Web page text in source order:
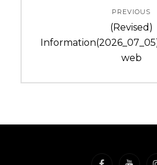
ー
PREVIOUS
Previous
post:
(Revised)
web